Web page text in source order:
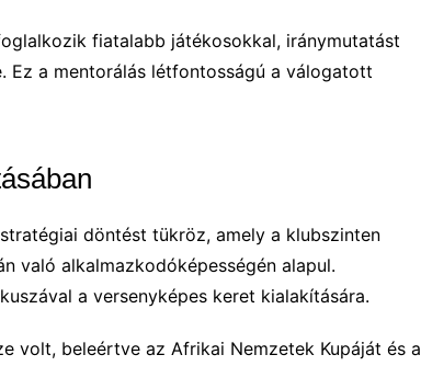
fiatalabb játékosokkal, iránymutatást
a mentorálás létfontosságú a válogatott
döntést tükröz, amely a klubszinten
való alkalmazkodóképességén alapul.
a versenyképes keret kialakítására.
volt, beleértve az Afrikai Nemzetek Kupáját és a